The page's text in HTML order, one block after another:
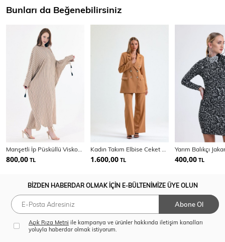
Bunları da Beğenebilirsiniz
800,00 TL 1.600,00 TL 400,00 TL
BİZDEN HABERDAR OLMAK İÇİN E-BÜLTENİMİZE ÜYE OLUN
Abone Ol
Açık Rıza Metni ile kampanya ve ürünler hakkında iletişim kanalları
yoluyla haberdar olmak istiyorum.